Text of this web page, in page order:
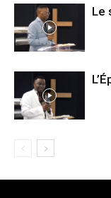
Le